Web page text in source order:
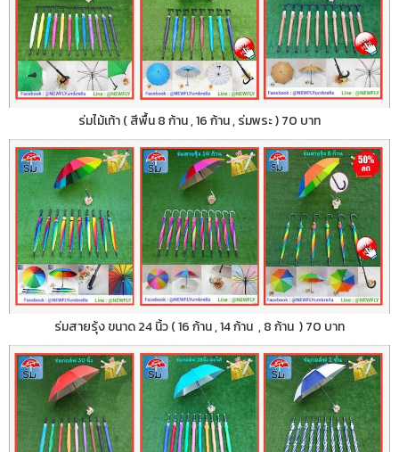
ร่มไม้เท้า ( สีพื้น 8 ก้าน , 16 ก้าน , ร่มพระ ) 70 บาท
ร่มสายรุ้ง ขนาด 24 นิ้ว ( 16 ก้าน , 14 ก้าน , 8 ก้าน ) 70 บาท